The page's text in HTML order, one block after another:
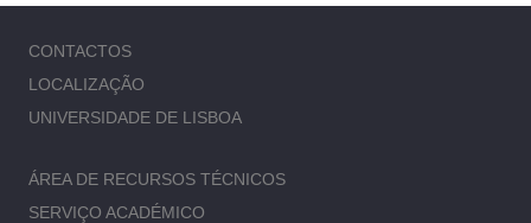
CONTACTOS
LOCALIZAÇÃO
UNIVERSIDADE DE LISBOA
ÁREA DE RECURSOS TÉCNICOS
SERVIÇO ACADÉMICO